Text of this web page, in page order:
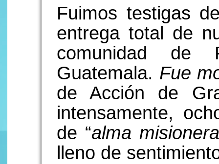
Fuimos testigas
entrega total de
comunidad de
Guatemala. Fue
de Acción de
intensamente,
de “alma
lleno de